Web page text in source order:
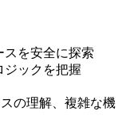
スを安全に探索
ックを把握
の理解、複雑な機